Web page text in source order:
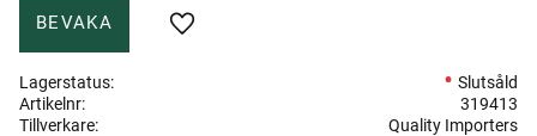
Lägg till i favoriter
BEVAKA
Lagerstatus
Slutsåld
Artikelnr
319413
Tillverkare
Quality Importers